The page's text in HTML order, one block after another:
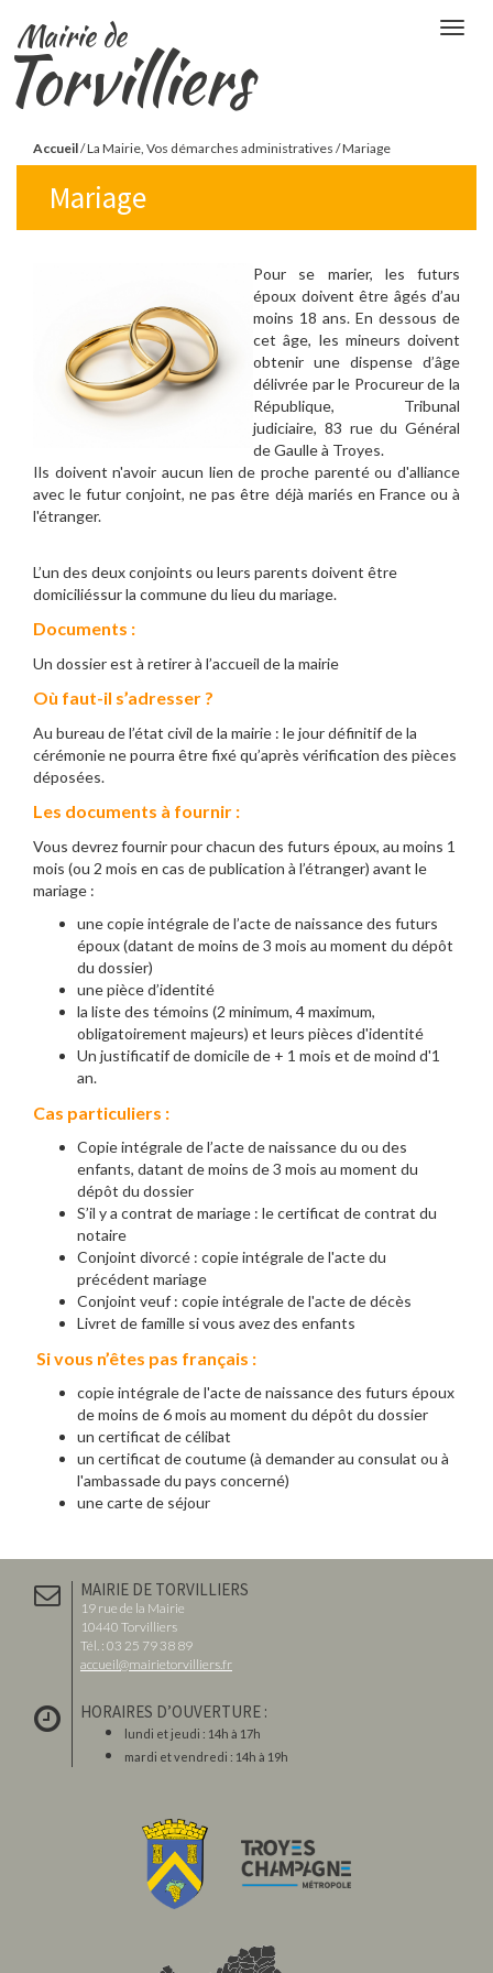
contenu
principal
Mairie de
Torvilliers
Vous
êtes
ici
Accueil/La Mairie, Vos démarches administratives /Mariage
Mariage
Pour se marier, les futurs
époux doivent être âgés d’au
moins 18 ans. En dessous de
cet âge, les mineurs doivent
obtenir une dispense d’âge
délivrée par le Procureur de la
République, Tribunal
judiciaire, 83 rue du Général
de Gaulle à Troyes.
Ils doivent n'avoir aucun lien de proche parenté ou d'alliance
avec le futur conjoint, ne pas être déjà mariés en France ou à
l'étranger.
L’un des deux conjoints ou leurs parents doivent être
domiciliéssur la commune du lieu du mariage.
Documents :
Un dossier est à retirer à l’accueil de la mairie
Où faut-il s’adresser ?
Au bureau de l’état civil de la mairie : le jour définitif de la
cérémonie ne pourra être fixé qu’après vérification des pièces
déposées.
Les documents à fournir :
Vous devrez fournir pour chacun des futurs époux, au moins 1
mois (ou 2 mois en cas de publication à l’étranger) avant le
mariage :
une copie intégrale de l’acte de naissance des futurs
époux (datant de moins de 3 mois au moment du dépôt
du dossier)
une pièce d’identité
la liste des témoins (2 minimum, 4 maximum,
obligatoirement majeurs) et leurs pièces d'identité
Un justificatif de domicile de + 1 mois et de moind d'1
an.
Cas particuliers :
Copie intégrale de l’acte de naissance du ou des
enfants, datant de moins de 3 mois au moment du
dépôt du dossier
S’il y a contrat de mariage : le certificat de contrat du
notaire
Conjoint divorcé : copie intégrale de l'acte du
précédent mariage
Conjoint veuf : copie intégrale de l'acte de décès
Livret de famille si vous avez des enfants
Si vous n’êtes pas français :
copie intégrale de l'acte de naissance des futurs époux
de moins de 6 mois au moment du dépôt du dossier
un certificat de célibat
un certificat de coutume (à demander au consulat ou à
l'ambassade du pays concerné)
une carte de séjour
MAIRIE DE TORVILLIERS
19 rue de la Mairie
10440 Torvilliers
Tél. : 03 25 79 38 89
accueil@mairietorvilliers.fr
HORAIRES D’OUVERTURE :
lundi et jeudi : 14h à 17h
mardi et vendredi : 14h à 19h